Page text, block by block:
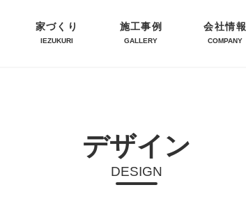
家づくり
IEZUKURI
施工事例
GALLERY
会社情報
COMPANY
デザイン
DESIGN